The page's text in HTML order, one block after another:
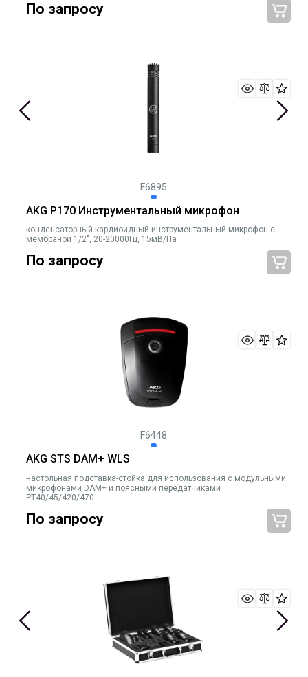
По запросу
F6895
AKG P170 Инструментальный микрофон
конденсаторный кардиоидный инструментальный микрофон с
мембраной 1/2", 20-20000Гц, 15мВ/Па
По запросу
F6448
AKG STS DAM+ WLS
настольная подставка-стойка для использования с модульными
микрофонами DAM+ и поясными передатчиками
PT40/45/420/470
По запросу